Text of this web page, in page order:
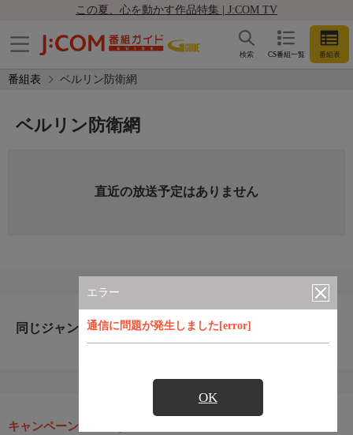
この夏、心を動かす作品特集 | J:COM TV
CS番組一覧 番組表
検索
番組表 ベルリン防衛網
エラー
通信に問題が発生しました[error]
OK
ベルリン防衛網
直近の放送予定はありません
同じジャンルのおすすめ番組
キャンペーン・お得な情報